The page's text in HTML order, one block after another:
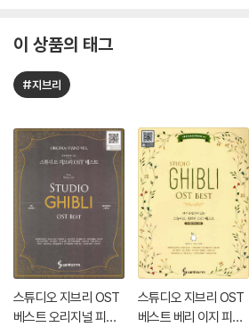
이 상품의 태그
#지브리
스튜디오 지브리 OST
베스트 오리지널 피아
스튜디오 지브리 OST
베스트 베리 이지 피아